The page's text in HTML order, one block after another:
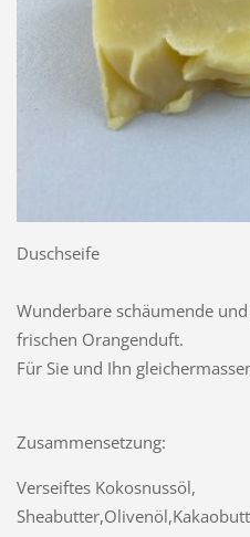
Duschseife
Wunderbare schäumende
frischen Orangenduft.
Für Sie und Ihn
Zusammensetzung:
Verseiftes Kokosnussöl,